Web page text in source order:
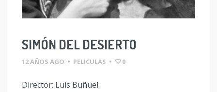
SIMÓN DEL DESIERTO
12 AÑOS AGO • PELICULAS • 0
Director: Luis Buñuel